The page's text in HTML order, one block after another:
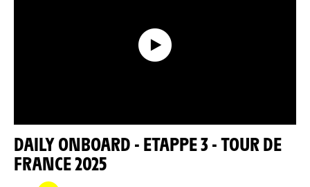
DAILY ONBOARD - ETAPPE 3 - TOUR DE
FRANCE 2025